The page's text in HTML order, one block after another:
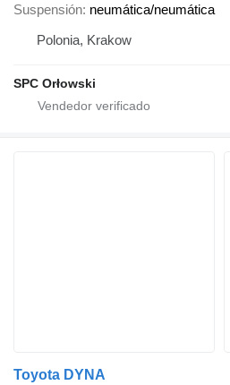
Suspensión neumática/neumática
Polonia, Krakow
SPC Orłowski
Toyota DYNA